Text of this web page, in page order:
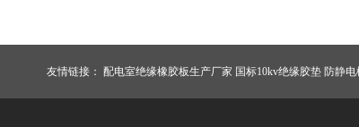
友情链接： 配电室绝缘橡胶板生产厂家 国标10kv绝缘胶垫 防静电